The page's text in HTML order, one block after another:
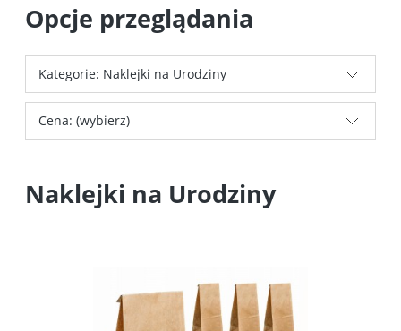
Opcje przeglądania
Kategorie: Naklejki na Urodziny
Cena: (wybierz)
Naklejki na Urodziny